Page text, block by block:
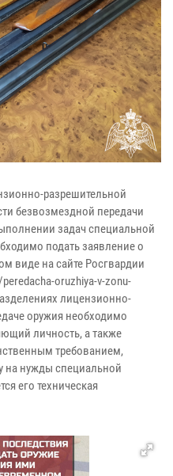
разрешительной
безвозмездной передачи
задач специальной
подать заявление о
виде на сайте Росгвардии
oruzhiya-v-zonu-
лицензионно-
оружия необходимо
личность, а также
требованием,
на нужды специальной
его техническая